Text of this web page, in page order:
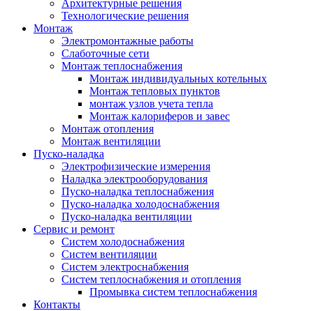
Архитектурные решения
Технологические решения
Монтаж
Электромонтажные работы
Слаботочные сети
Монтаж теплоснабжения
Монтаж индивидуальных котельных
Монтаж тепловых пунктов
монтаж узлов учета тепла
Монтаж калориферов и завес
Монтаж отопления
Монтаж вентиляции
Пуско-наладка
Электрофизические измерения
Наладка электрооборудования
Пуско-наладка теплоснабжения
Пуско-наладка холодоснабжения
Пуско-наладка вентиляции
Сервис и ремонт
Систем холодоснабжения
Систем вентиляции
Систем электроснабжения
Систем теплоснабжения и отопления
Промывка систем теплоснабжения
Контакты